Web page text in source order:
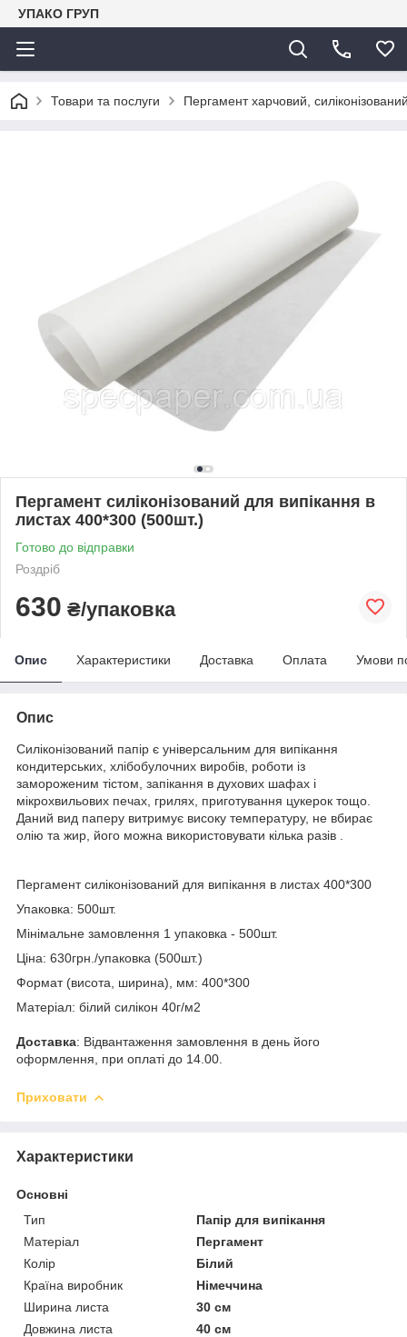
УПАКО ГРУП
Товари та послуги Пергамент харчовий,
Пергамент силіконізований для випікання в
листах 400*300 (500шт.)
Готово до відправки
Роздріб
630 ₴/упаковка
Опис Характеристики Доставка Оплата Умови
Опис
Силіконізований папір є універсальним для випікання
кондитерських, хлібобулочних виробів, роботи із
замороженим тістом, запікання в духових шафах і
мікрохвильових печах, грилях, приготування цукерок тощо.
Даний вид паперу витримує високу температуру, не вбирає
олію та жир, його можна використовувати кілька разів .
Пергамент силіконізований для випікання в листах 400*300
Упаковка: 500шт.
Мінімальне замовлення 1 упаковка - 500шт.
Ціна: 630грн./упаковка (500шт.)
Формат (висота, ширина), мм: 400*300
Матеріал: білий силікон 40г/м2
Доставка: Відвантаження замовлення в день його
оформлення, при оплаті до 14.00.
Приховати
Характеристики
Основні
Тип
Папір для випікання
Матеріал
Пергамент
Колір
Білий
Країна виробник
Німеччина
Ширина листа
30 см
Довжина листа
40 см